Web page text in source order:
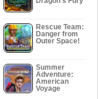
Rescue Team:
Danger from
Outer Space!
Summer
Adventure:
American
Voyage